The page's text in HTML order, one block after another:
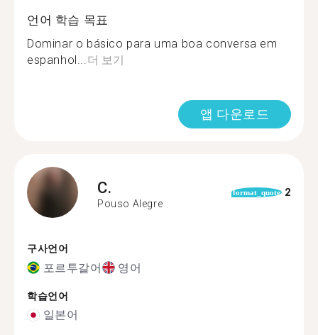
언어 학습 목표
Dominar o básico para uma boa conversa em
espanhol...더 보기
앱 다운로드
C.
Pouso Alegre
format_quote 2
구사언어
포르투갈어 영어
학습언어
일본어